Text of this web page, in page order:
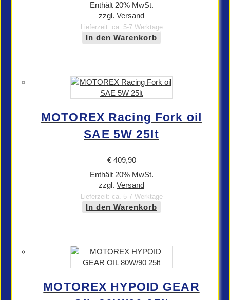
Enthält 20% MwSt.
zzgl. Versand
Lieferzeit: ca. 5-7 Werktage
In den Warenkorb
MOTOREX Racing Fork oil
SAE 5W 25lt
€409,90
Enthält 20% MwSt.
zzgl. Versand
Lieferzeit: ca. 5-7 Werktage
In den Warenkorb
MOTOREX HYPOID GEAR